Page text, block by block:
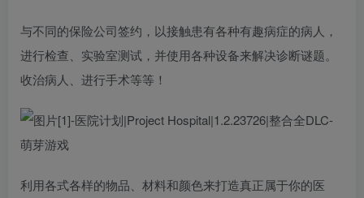
与不同的保险公司签约，以接触患有各种有趣病症的病人，
进行检查、实验室测试，并使用各种设备来解决诊断谜题。
收治病人、进行手术等等！
利用各式各样的物品、材料和颜色来打造真正属于你的医